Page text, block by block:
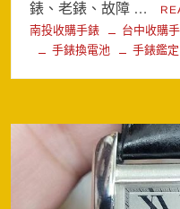
錶、老錶、故障 …
南投收購手錶 台中收購
手錶換電池
手錶鑑定